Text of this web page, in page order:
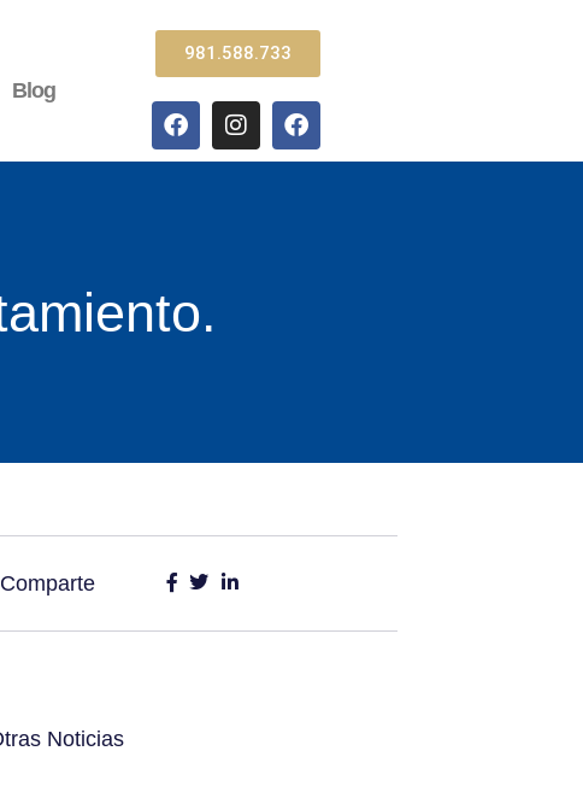
Blog
981.588.733
Comparte
Noticias